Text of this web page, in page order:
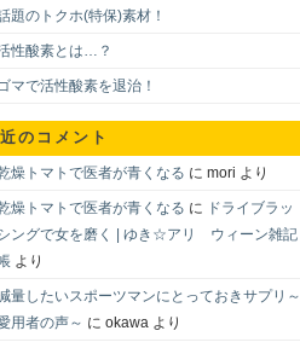
題のトクホ(特保)素材！
性酸素とは…？
マで活性酸素を退治！
のコメント
燥トマトで医者が青くなる に mori より
燥トマトで医者が青くなる に ドライブラッ
ングで女を磨く | ゆき☆アリ ウィーン雑記
より
量したいスポーツマンにとっておきサプリ～
用者の声～ に okawa より